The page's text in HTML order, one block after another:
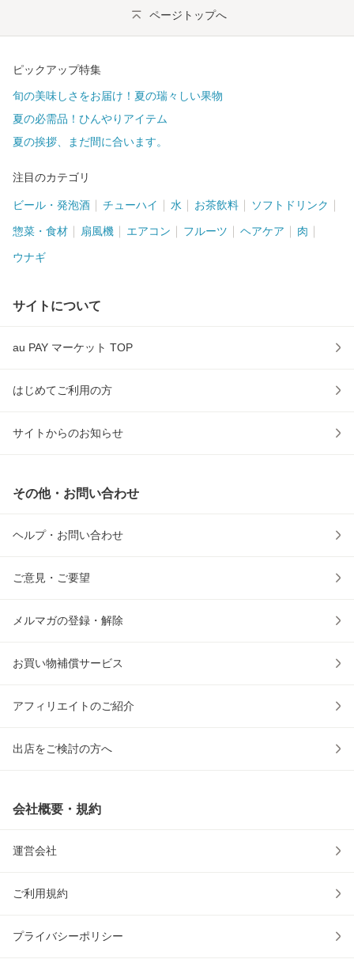
ページトップへ
ピックアップ特集
旬の美味しさをお届け！夏の瑞々しい果物
夏の必需品！ひんやりアイテム
夏の挨拶、まだ間に合います。
注目のカテゴリ
ビール・発泡酒 チューハイ 水 お茶飲料 ソフトドリンク
惣菜・食材 扇風機 エアコン フルーツ ヘアケア 肉
ウナギ
サイトについて
au PAY マーケット TOP
はじめてご利用の方
サイトからのお知らせ
その他・お問い合わせ
ヘルプ・お問い合わせ
ご意見・ご要望
メルマガの登録・解除
お買い物補償サービス
アフィリエイトのご紹介
出店をご検討の方へ
会社概要・規約
運営会社
ご利用規約
プライバシーポリシー